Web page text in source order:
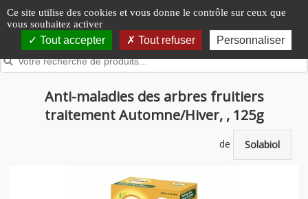
Panneau de gestion des cookies
Ce site utilise des cookies et vous donne le contrôle sur ceux que
vous souhaitez activer
Tout accepter Tout refuser Personnaliser
Anti-maladies des arbres fruitiers
traitement Automne/Hiver, , 125g
de Solabiol